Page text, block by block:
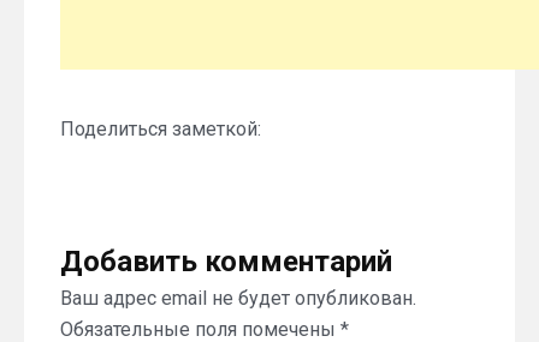
Поделиться заметкой:
Добавить комментарий
Ваш адрес email не будет опубликован.
Обязательные поля помечены *